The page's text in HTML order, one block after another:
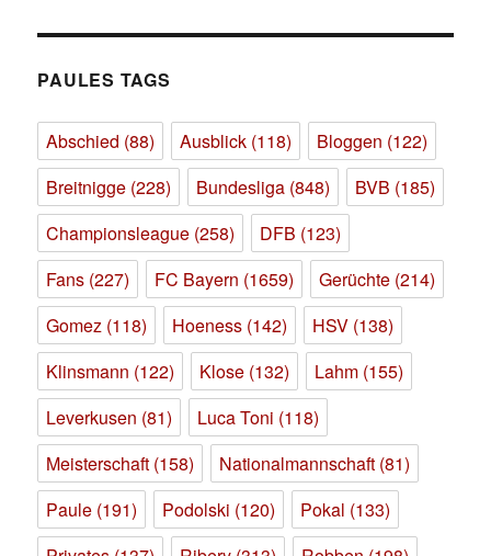
Beiträge
GE
SEIT
SEIT
E
PAULES TAGS
Abschied (88) Ausblick (118) Bloggen (122)
Breitnigge (228) Bundesliga (848) BVB (185)
Championsleague (258) DFB (123)
Fans (227) FC Bayern (1659) Gerüchte (214)
Gomez (118) Hoeness (142) HSV (138)
Klinsmann (122) Klose (132) Lahm (155)
Leverkusen (81) Luca Toni (118)
Meisterschaft (158) Nationalmannschaft (81)
Paule (191) Podolski (120) Pokal (133)